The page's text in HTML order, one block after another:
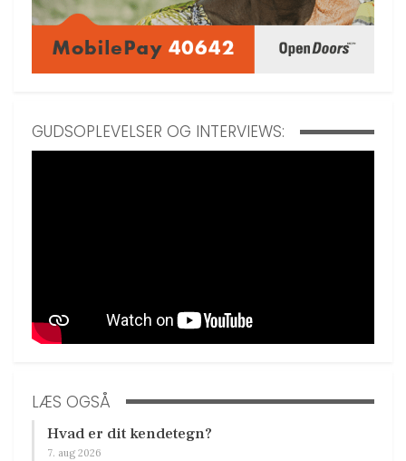
GUDSOPLEVELSER OG INTERVIEWS:
LÆS OGSÅ
Hvad er dit kendetegn?
7. aug 2026